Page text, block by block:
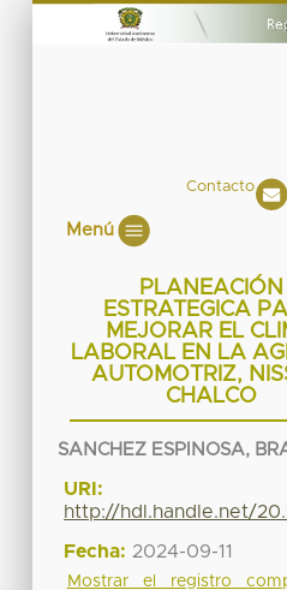
Contacto
Menú
PLANEACIÓN
ESTRATEGICA
MEJORAR EL
LABORAL EN LA
AUTOMOTRIZ,
CHALCO
SANCHEZ ESPINOSA,
URI:
http://hdl.handle.net/
Fecha: 2024-09-11
Mostrar el registro